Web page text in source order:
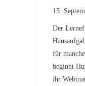
15.
Der
für
beginnt
ihr